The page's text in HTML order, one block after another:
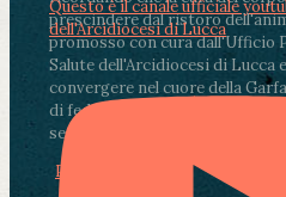
prescindere dal ristoro
promosso con cura dall'Ufficio
Salute dell'Arcidiocesi di Lucca
convergere nel cuore della
di fedeli, operatori sanitari,
segnate dalla malattia.
Photo
Questo è il canale ufficiale
dell'Arcidiocesi di Lucca